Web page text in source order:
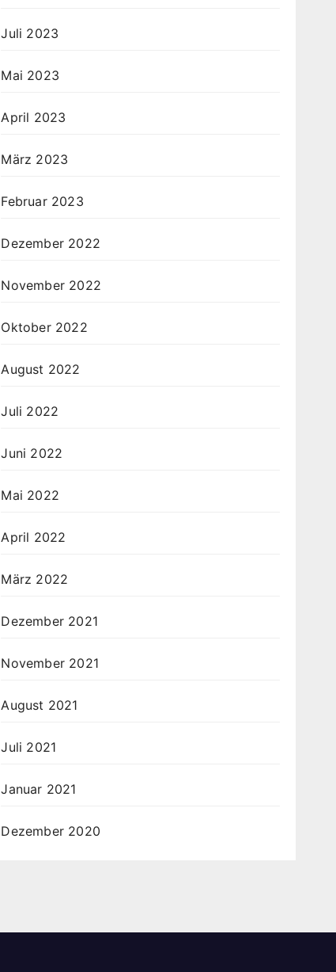
Juli 2023
Mai 2023
April 2023
März 2023
Februar 2023
Dezember 2022
November 2022
Oktober 2022
August 2022
Juli 2022
Juni 2022
Mai 2022
April 2022
März 2022
Dezember 2021
November 2021
August 2021
Juli 2021
Januar 2021
Dezember 2020